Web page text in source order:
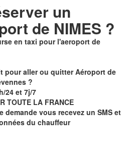
un
de NIMES ?
en taxi pour l'aeroport de
pour aller ou quitter Aéroport de
?
24 et 7j/7
TOUTE LA FRANCE
demande vous recevez un SMS et
du chauffeur